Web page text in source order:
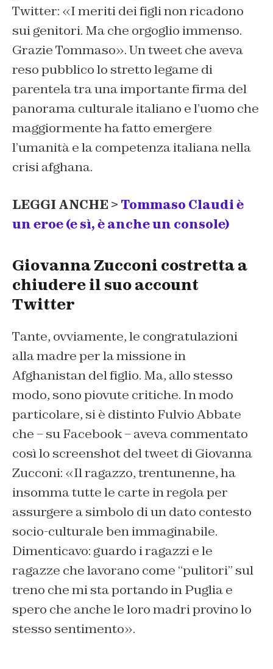
Twitter: «I meriti dei figli non ricadono
sui genitori. Ma che orgoglio immenso.
Grazie Tommaso». Un tweet che aveva
reso pubblico lo stretto legame di
parentela tra una importante firma del
panorama culturale italiano e l’uomo che
maggiormente ha fatto emergere
l’umanità e la competenza italiana nella
crisi afghana.
LEGGI ANCHE > Tommaso Claudi è
un eroe (e sì, è anche un console)
Giovanna Zucconi costretta a
chiudere il suo account
Twitter
Tante, ovviamente, le congratulazioni
alla madre per la missione in
Afghanistan del figlio. Ma, allo stesso
modo, sono piovute critiche. In modo
particolare, si è distinto Fulvio Abbate
che – su Facebook – aveva commentato
così lo screenshot del tweet di Giovanna
Zucconi: «Il ragazzo, trentunenne, ha
insomma tutte le carte in regola per
assurgere a simbolo di un dato contesto
socio-culturale ben immaginabile.
Dimenticavo: guardo i ragazzi e le
ragazze che lavorano come “pulitori” sul
treno che mi sta portando in Puglia e
spero che anche le loro madri provino lo
stesso sentimento».